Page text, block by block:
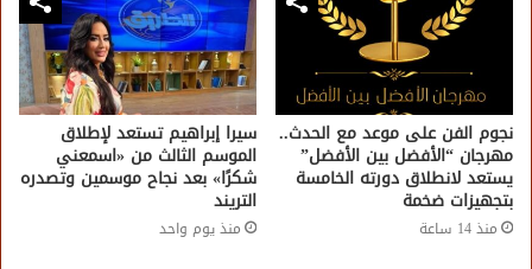
نجوم الفن على موعد مع الحدث..
مهرجان “الأفضل بين الأفضل”
يستعد لانطلاق دورته الخامسة
بتجهيزات ضخمة
منذ 14 ساعة
سيرا إبراهيم تستعد لإطلاق
الموسم الثالث من «اسمعني
شكرًا» بعد نجاح موسمين وتصدره
التريند
منذ يوم واحد